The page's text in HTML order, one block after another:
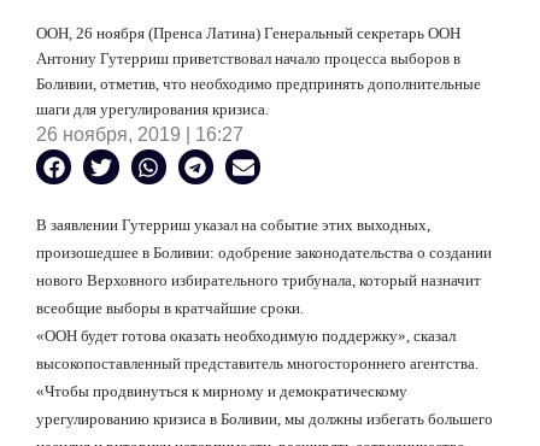
ООН, 26 ноября (Пренса Латина) Генеральный секретарь ООН
Антониу Гутерриш приветствовал начало процесса выборов в
Боливии, отметив, что необходимо предпринять дополнительные
шаги для урегулирования кризиса.
26 ноября, 2019 | 16:27
В заявлении Гутерриш указал на событие этих выходных,
произошедшее в Боливии: одобрение законодательства о создании
нового Верховного избирательного трибунала, который назначит
всеобщие выборы в кратчайшие сроки.
«ООН будет готова оказать необходимую поддержку», сказал
высокопоставленный представитель многостороннего агентства.
«Чтобы продвинуться к мирному и демократическому
урегулированию кризиса в Боливии, мы должны избегать большего